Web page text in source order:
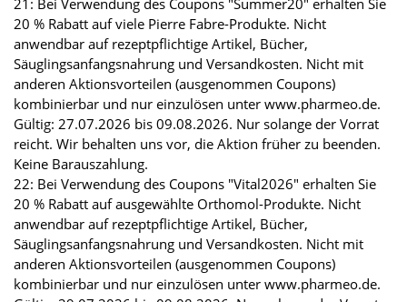
21: Bei Verwendung des Coupons "Summer20" erhalten Sie
20 % Rabatt auf viele Pierre Fabre-Produkte. Nicht
anwendbar auf rezeptpflichtige Artikel, Bücher,
Säuglingsanfangsnahrung und Versandkosten. Nicht mit
anderen Aktionsvorteilen (ausgenommen Coupons)
kombinierbar und nur einzulösen unter www.pharmeo.de.
Gültig: 27.07.2026 bis 09.08.2026. Nur solange der Vorrat
reicht. Wir behalten uns vor, die Aktion früher zu beenden.
Keine Barauszahlung.
22: Bei Verwendung des Coupons "Vital2026" erhalten Sie
20 % Rabatt auf ausgewählte Orthomol-Produkte. Nicht
anwendbar auf rezeptpflichtige Artikel, Bücher,
Säuglingsanfangsnahrung und Versandkosten. Nicht mit
anderen Aktionsvorteilen (ausgenommen Coupons)
kombinierbar und nur einzulösen unter www.pharmeo.de.